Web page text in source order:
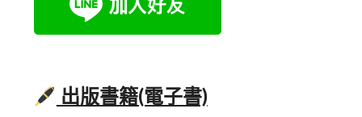
出版書籍(電子書)